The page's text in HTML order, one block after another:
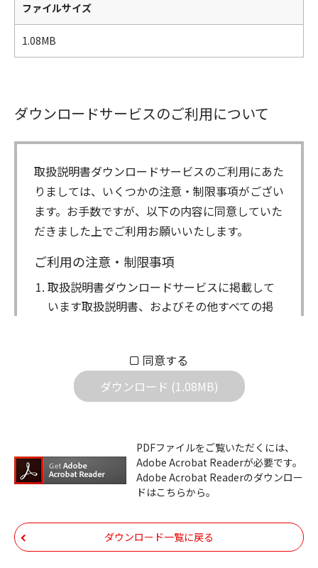
ファイルサイズ
1.08MB
ダウンロードサービスのご利用について
取扱説明書ダウンロードサービスのご利用にあた
りましては、いくつかの注意・制限事項がござい
ます。お手数ですが、以下の内容に同意していた
だきました上でご利用お願いいたします。
ご利用の注意・制限事項
取扱説明書ダウンロードサービスに掲載して
います取扱説明書、およびその他すべての掲
属します。ダウンロードした取扱説明書は、
個人が本来の目的でご使用されることは可能
ですが、権利者の許諾を得ることなく、以下
ダウンロードした取扱説明書は、複製、賃
貸、改変、公衆送信、または公衆送信可能
化することはできません。
いは無償を問わず、第三者に譲渡あるいは
使用させる事ができません。
同意する
ダウンロード (1.08MB)
PDFファイルをご覧いただくには、
Adobe Acrobat Readerが必要です。
Adobe Acrobat Readerのダウンロー
ドはこちらから。
ダウンロード一覧に戻る